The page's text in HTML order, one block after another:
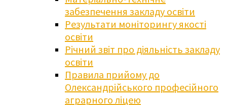
забезпечення закладу освіти
Результати моніторингу якості
освіти
Річний звіт про діяльність закладу
освіти
Правила прийому до
Олександрійського професійного
аграрного ліцею